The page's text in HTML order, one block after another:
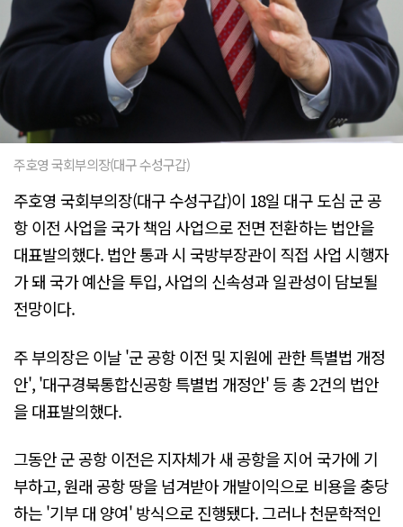
주호영 국회부의장(대구 수성구갑)
주호영 국회부의장(대구 수성구갑)이 18일 대구 도심 군 공
항 이전 사업을 국가 책임 사업으로 전면 전환하는 법안을
대표발의했다. 법안 통과 시 국방부장관이 직접 사업 시행자
가 돼 국가 예산을 투입, 사업의 신속성과 일관성이 담보될
전망이다.
주 부의장은 이날 '군 공항 이전 및 지원에 관한 특별법 개정
안', '대구경북통합신공항 특별법 개정안' 등 총 2건의 법안
을 대표발의했다.
그동안 군 공항 이전은 지자체가 새 공항을 지어 국가에 기
부하고, 원래 공항 땅을 넘겨받아 개발이익으로 비용을 충당
하는 '기부 대 양여' 방식으로 진행됐다. 그러나 천문학적인